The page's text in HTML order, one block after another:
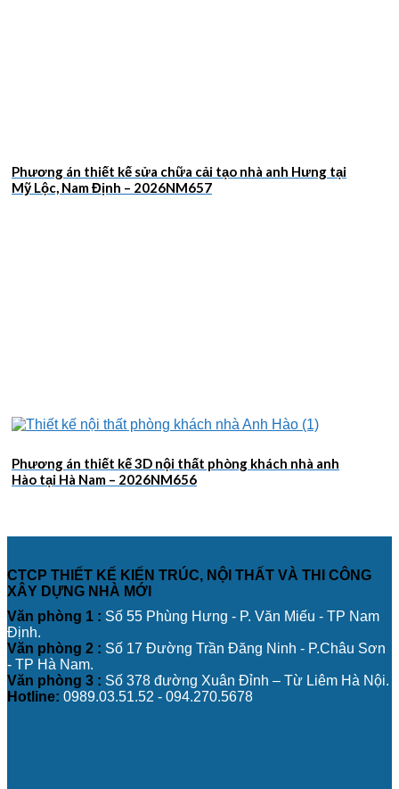
Phương án thiết kế sửa chữa cải tạo nhà anh Hưng tại
Mỹ Lộc, Nam Định – 2026NM657
Phương án thiết kế 3D nội thất phòng khách nhà anh
Hào tại Hà Nam – 2026NM656
CTCP THIẾT KẾ KIẾN TRÚC, NỘI THẤT VÀ THI CÔNG
XÂY DỰNG NHÀ MỚI
Văn phòng 1 : Số 55 Phùng Hưng - P. Văn Miếu - TP Nam
Định.
Văn phòng 2 : Số 17 Đường Trần Đăng Ninh - P.Châu Sơn
- TP Hà Nam.
Văn phòng 3 : Số 378 đường Xuân Đỉnh – Từ Liêm Hà Nội.
Hotline: 0989.03.51.52 - 094.270.5678